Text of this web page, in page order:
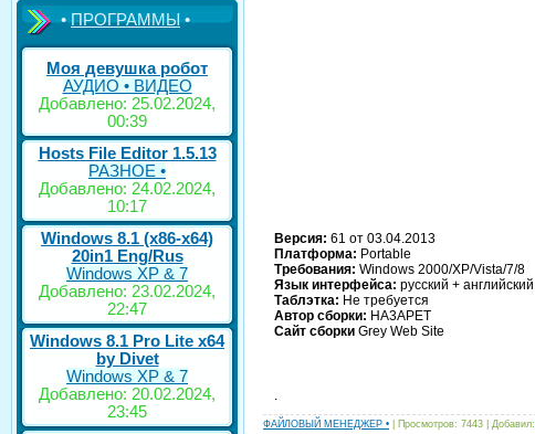
•ПРОГРАММЫ•
Моя девушка робот
АУДИО • ВИДЕО
Добавлено: 25.02.2024,
00:39
Hosts File Editor 1.5.13
РАЗНОЕ •
Добавлено: 24.02.2024,
10:17
Windows 8.1 (x86-x64)
20in1 Eng/Rus
Windows XP & 7
Добавлено: 23.02.2024,
22:47
Windows 8.1 Pro Lite x64
by Divet
Windows XP & 7
Добавлено: 20.02.2024,
23:45
Версия: 61 от 03.04.2013
Платформа: Portable
Требования: Windows 2000/XP/Vista/7/8
Язык интерфейса: русский + английский
Таблэтка: Не требуется
Автор сборки: HA3APET
Сайт сборки Grey Web Site
.
ФАЙЛОВЫЙ МЕНЕДЖЕР • | Просмотров: 7443 | Добавил: